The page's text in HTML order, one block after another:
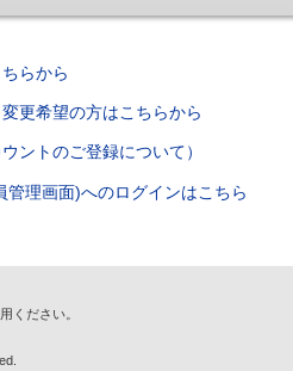
らから
更希望の方はこちらから
ントのご登録について）
理画面)へのログインはこちら
ください。